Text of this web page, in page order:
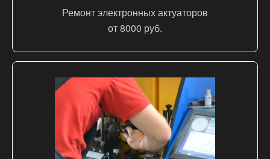
Ремонт электронных актуаторов
от 8000 руб.